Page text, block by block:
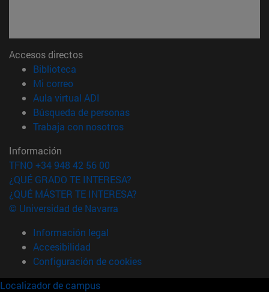
Accesos directos
Biblioteca
Mi correo(abre en nueva ventana)
Aula virtual ADI
Búsqueda de personas(abre en nueva ventana)
Trabaja con nosotros(abre en nueva ventana)
Información
TFNO +34 948 42 56 00
¿QUÉ GRADO TE INTERESA?
¿QUÉ MÁSTER TE INTERESA?
© Universidad de Navarra
Información legal
Accesibilidad
Configuración de cookies
Localizador de campus